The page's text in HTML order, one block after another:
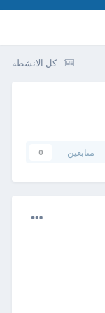
كل الانشطه
متابعين 0